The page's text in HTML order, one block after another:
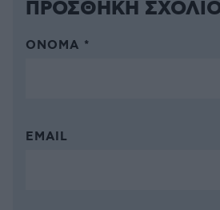
ΠΡΟΣΘΗΚΗ
ΌΝΟΜΑ *
EMAIL